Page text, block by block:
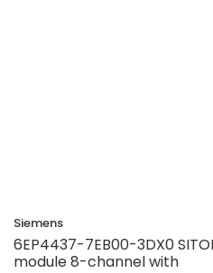
Siemens
6EP4437-7EB00-3DX0
module 8-channel with